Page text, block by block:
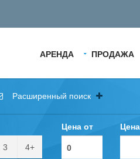
АРЕНДА ПРОДАЖА
Расширенный поиск
3 4+
Цена от